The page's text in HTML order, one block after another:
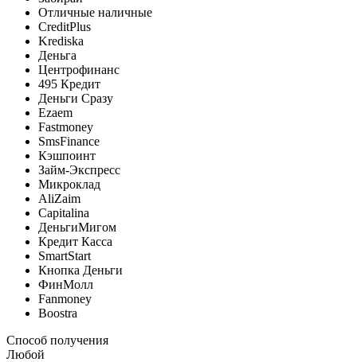
Отличные наличные
CreditPlus
Krediska
Деньга
Центрофинанс
495 Кредит
Деньги Сразу
Ezaem
Fastmoney
SmsFinance
Кэшпоинт
Займ-Экспресс
Микроклад
AliZaim
Capitalina
ДеньгиМигом
Кредит Касса
SmartStart
Кнопка Деньги
ФинМолл
Fanmoney
Boostra
Способ получения
Любой